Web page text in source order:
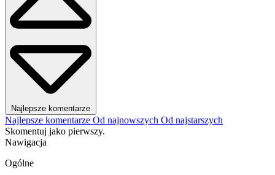
Najlepsze komentarze
Najlepsze komentarze Od najnowszych Od najstarszych
Skomentuj jako pierwszy.
Nawigacja
Ogólne